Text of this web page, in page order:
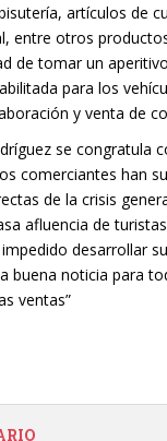
artículos de
entre otros
de tomar un
para los
y venta de
se congratula
comerciantes han
de la crisis
afluencia de
desarrollar
buena noticia para
ventas”